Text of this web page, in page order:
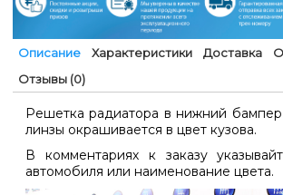
Описание Характеристики Доставка
Отзывы (0)
Решетка радиатора в нижний
линзы окрашивается в цвет кузова.
В комментариях к заказу
автомобиля или наименование цвета.